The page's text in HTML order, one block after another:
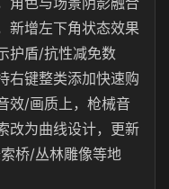
新增左下角状态效果
护盾/抗性减免数
右键整类添加快速购
效/画质上，枪械音
改为曲线设计，更新
桥/丛林雕像等地